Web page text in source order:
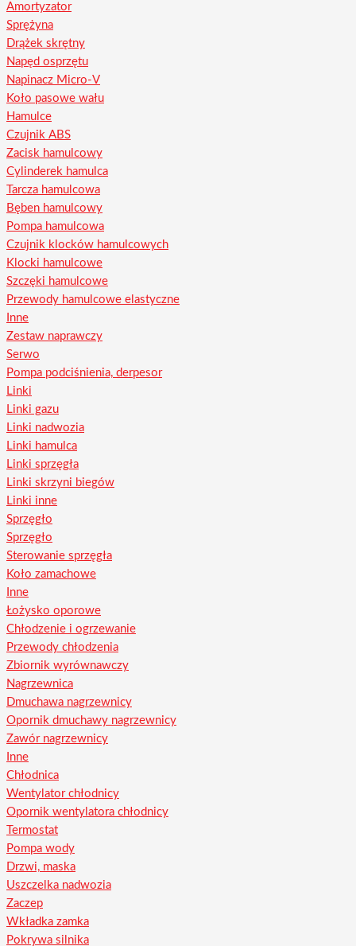
Amortyzator
Sprężyna
Drążek skrętny
Napęd osprzętu
Napinacz Micro-V
Koło pasowe wału
Hamulce
Czujnik ABS
Zacisk hamulcowy
Cylinderek hamulca
Tarcza hamulcowa
Bęben hamulcowy
Pompa hamulcowa
Czujnik klocków hamulcowych
Klocki hamulcowe
Szczęki hamulcowe
Przewody hamulcowe elastyczne
Inne
Zestaw naprawczy
Serwo
Pompa podciśnienia, derpesor
Linki
Linki gazu
Linki nadwozia
Linki hamulca
Linki sprzęgła
Linki skrzyni biegów
Linki inne
Sprzęgło
Sprzęgło
Sterowanie sprzęgła
Koło zamachowe
Inne
Łożysko oporowe
Chłodzenie i ogrzewanie
Przewody chłodzenia
Zbiornik wyrównawczy
Nagrzewnica
Dmuchawa nagrzewnicy
Opornik dmuchawy nagrzewnicy
Zawór nagrzewnicy
Inne
Chłodnica
Wentylator chłodnicy
Opornik wentylatora chłodnicy
Termostat
Pompa wody
Drzwi, maska
Uszczelka nadwozia
Zaczep
Wkładka zamka
Pokrywa silnika